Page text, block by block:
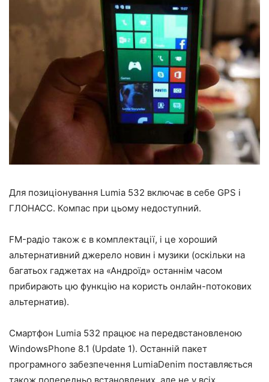
Для позиціонування Lumia 532 включає в себе GPS і
ГЛОНАСС. Компас при цьому недоступний.
FM-радіо також є в комплектації, і це хороший
альтернативний джерело новин і музики (оскільки на
багатьох гаджетах на «Андроїд» останнім часом
прибирають цю функцію на користь онлайн-потокових
альтернатив).
Смартфон Lumia 532 працює на передвстановленою
WindowsPhone 8.1 (Update 1). Останній пакет
програмного забезпечення LumiaDenim поставляється
також попередньо встановлених, але не у всіх